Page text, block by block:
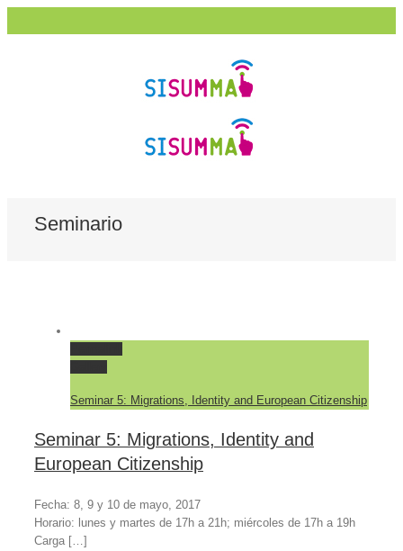
Seminario
Seminar 5: Migrations, Identity and European Citizenship
Seminar 5: Migrations, Identity and
European Citizenship
Fecha: 8, 9 y 10 de mayo, 2017
Horario: lunes y martes de 17h a 21h; miércoles de 17h a 19h
Carga […]